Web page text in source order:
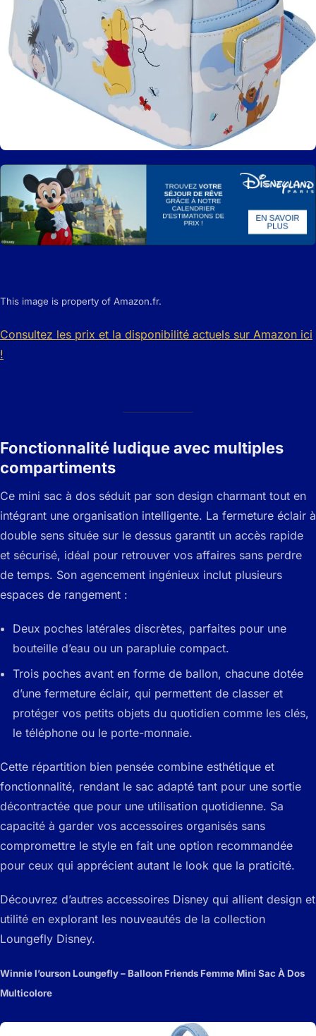
This image is property of Amazon.fr.
Consultez les prix et la disponibilité actuels sur Amazon ici
!
Fonctionnalité ludique avec multiples
compartiments
Ce mini sac à dos séduit par son design charmant tout en
intégrant une organisation intelligente. La fermeture éclair à
double sens située sur le dessus garantit un accès rapide
et sécurisé, idéal pour retrouver vos affaires sans perdre
de temps. Son agencement ingénieux inclut plusieurs
espaces de rangement :
Deux poches latérales discrètes, parfaites pour une
bouteille d’eau ou un parapluie compact.
Trois poches avant en forme de ballon, chacune dotée
d’une fermeture éclair, qui permettent de classer et
protéger vos petits objets du quotidien comme les clés,
le téléphone ou le porte-monnaie.
Cette répartition bien pensée combine esthétique et
fonctionnalité, rendant le sac adapté tant pour une sortie
décontractée que pour une utilisation quotidienne. Sa
capacité à garder vos accessoires organisés sans
compromettre le style en fait une option recommandée
pour ceux qui apprécient autant le look que la praticité.
Découvrez d’autres accessoires Disney qui allient design et
utilité en explorant les nouveautés de la collection
Loungefly Disney.
Winnie l’ourson Loungefly – Balloon Friends Femme Mini Sac À Dos
Multicolore